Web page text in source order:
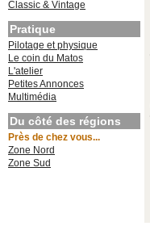
Classic & Vintage
Pratique
Pilotage et physique
Le coin du Matos
L'atelier
Petites Annonces
Multimédia
Du côté des régions
Près de chez vous...
Zone Nord
Zone Sud